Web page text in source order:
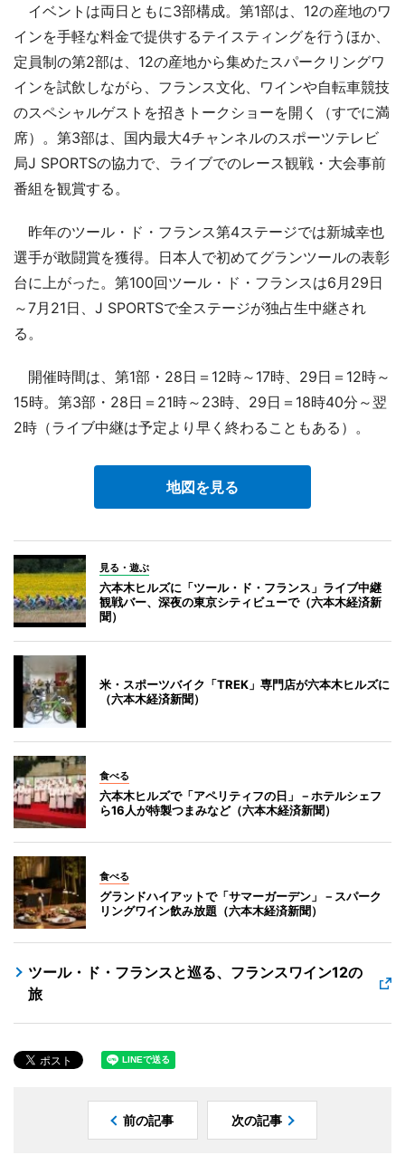
イベントは両日ともに3部構成。第1部は、12の産地のワ
インを手軽な料金で提供するテイスティングを行うほか、
定員制の第2部は、12の産地から集めたスパークリングワ
インを試飲しながら、フランス文化、ワインや自転車競技
のスペシャルゲストを招きトークショーを開く（すでに満
席）。第3部は、国内最大4チャンネルのスポーツテレビ
局J SPORTSの協力で、ライブでのレース観戦・大会事前
番組を観賞する。
昨年のツール・ド・フランス第4ステージでは新城幸也
選手が敢闘賞を獲得。日本人で初めてグランツールの表彰
台に上がった。第100回ツール・ド・フランスは6月29日
～7月21日、J SPORTSで全ステージが独占生中継され
る。
開催時間は、第1部・28日＝12時～17時、29日＝12時～
15時。第3部・28日＝21時～23時、29日＝18時40分～翌
2時（ライブ中継は予定より早く終わることもある）。
地図を見る
見る・遊ぶ
六本木ヒルズに「ツール・ド・フランス」ライブ中継
観戦バー、深夜の東京シティビューで（六本木経済新
聞）
米・スポーツバイク「TREK」専門店が六本木ヒルズに
（六本木経済新聞）
食べる
六本木ヒルズで「アペリティフの日」－ホテルシェフ
ら16人が特製つまみなど（六本木経済新聞）
食べる
グランドハイアットで「サマーガーデン」－スパーク
リングワイン飲み放題（六本木経済新聞）
ツール・ド・フランスと巡る、フランスワイン12の
旅
前の記事 次の記事